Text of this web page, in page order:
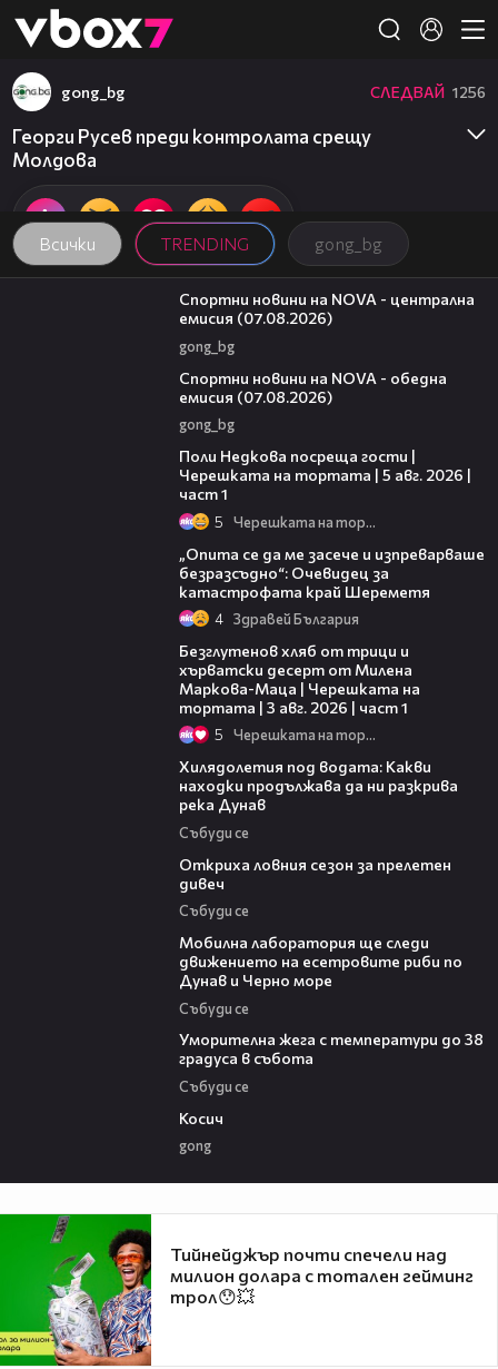
👾
Всички TRENDING gong_bg
gong_bg СЛЕДВАЙ 1256
Георги Русев преди контролата срещу
Молдова
05:18
Спортни новини на NOVA - централна
емисия (07.08.2026)
gong_bg
Спортни новини на NOVA - обедна
емисия (07.08.2026)
gong_bg
Поли Недкова посреща гости |
Черешката на тортата | 5 авг. 2026 |
част 1
5 Черешката на тортата
„Опита се да ме засече и изпреварваше
безразсъдно“: Очевидец за
катастрофата край Шереметя
4 Здравей България
Безглутенов хляб от трици и
хърватски десерт от Милена
Маркова-Маца | Черешката на
тортата | 3 авг. 2026 | част 1
5 Черешката на тортата
Хилядолетия под водата: Какви
находки продължава да ни разкрива
река Дунав
Събуди се
Откриха ловния сезон за прелетен
дивеч
Събуди се
Мобилна лаборатория ще следи
движението на есетровите риби по
Дунав и Черно море
Събуди се
Уморителна жега с температури до 38
градуса в събота
Събуди се
Косич
gong
Тийнейджър почти спечели над
милион долара с тотален гейминг
трол😯💥